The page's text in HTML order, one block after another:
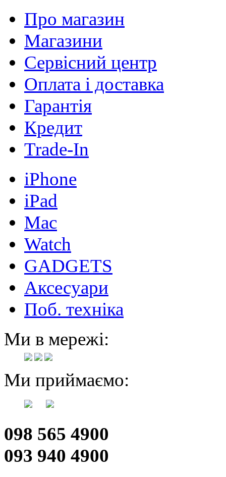
Про магазин
Магазини
Сервісний центр
Оплата і доставка
Гарантія
Кредит
Trade-In
iPhone
iPad
Mac
Watch
GADGETS
Аксесуари
Поб. техніка
Ми в мережі:
Ми приймаємо:
098 565 4900
093 940 4900